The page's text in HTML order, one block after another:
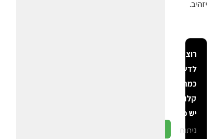
יזהיב.
רוצה
לדעת
כמה
קלוריות
יש פה?
ניתוח